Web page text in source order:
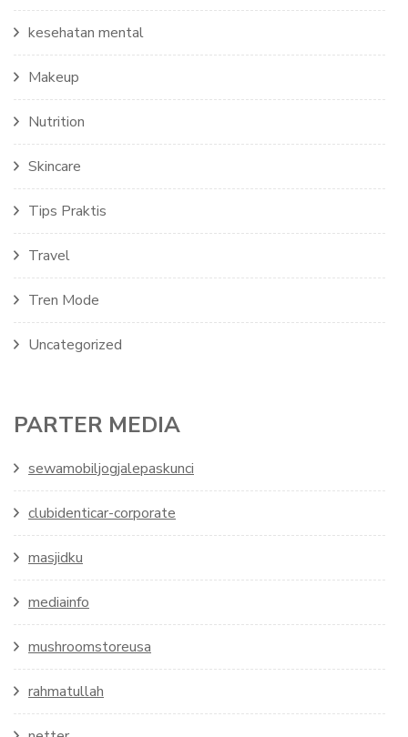
kesehatan mental
Makeup
Nutrition
Skincare
Tips Praktis
Travel
Tren Mode
Uncategorized
PARTER MEDIA
sewamobiljogjalepaskunci
clubidenticar-corporate
masjidku
mediainfo
mushroomstoreusa
rahmatullah